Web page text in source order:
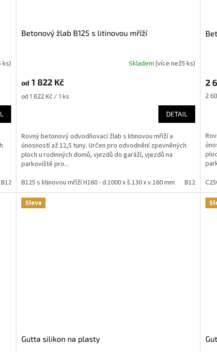
ks)
B125 s litinovou mříží H150 - d.1000 x š.150 x v.150 mm
Betonový žlab B125 s litinovou mříží
Skladem (více než5 ks)
od 1 822 Kč
Měrná
od 1 822 Kč / 1 ks
DETAIL
Rovný betonový odvodňovací žlab s litinovou mříží a
únosností až 12,5 tuny. Určen pro odvodnění zpevněných
ploch u rodinných domů, vjezdů do garáží, vjezdů na
parkoviště pro...
B125 s litinovou mříží H160 - d.1000 x š.130 x v.160 mm
B125 s
2
2
Sleva
Gutta silikon na plasty